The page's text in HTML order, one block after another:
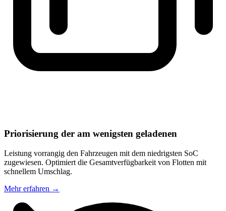
Priorisierung der am wenigsten geladenen
Leistung vorrangig den Fahrzeugen mit dem niedrigsten SoC
zugewiesen. Optimiert die Gesamtverfügbarkeit von Flotten mit
schnellem Umschlag.
Mehr erfahren →